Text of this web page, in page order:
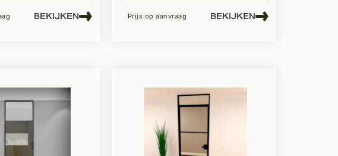
BEKIJKEN Prijs op aanvraag BEKIJKEN